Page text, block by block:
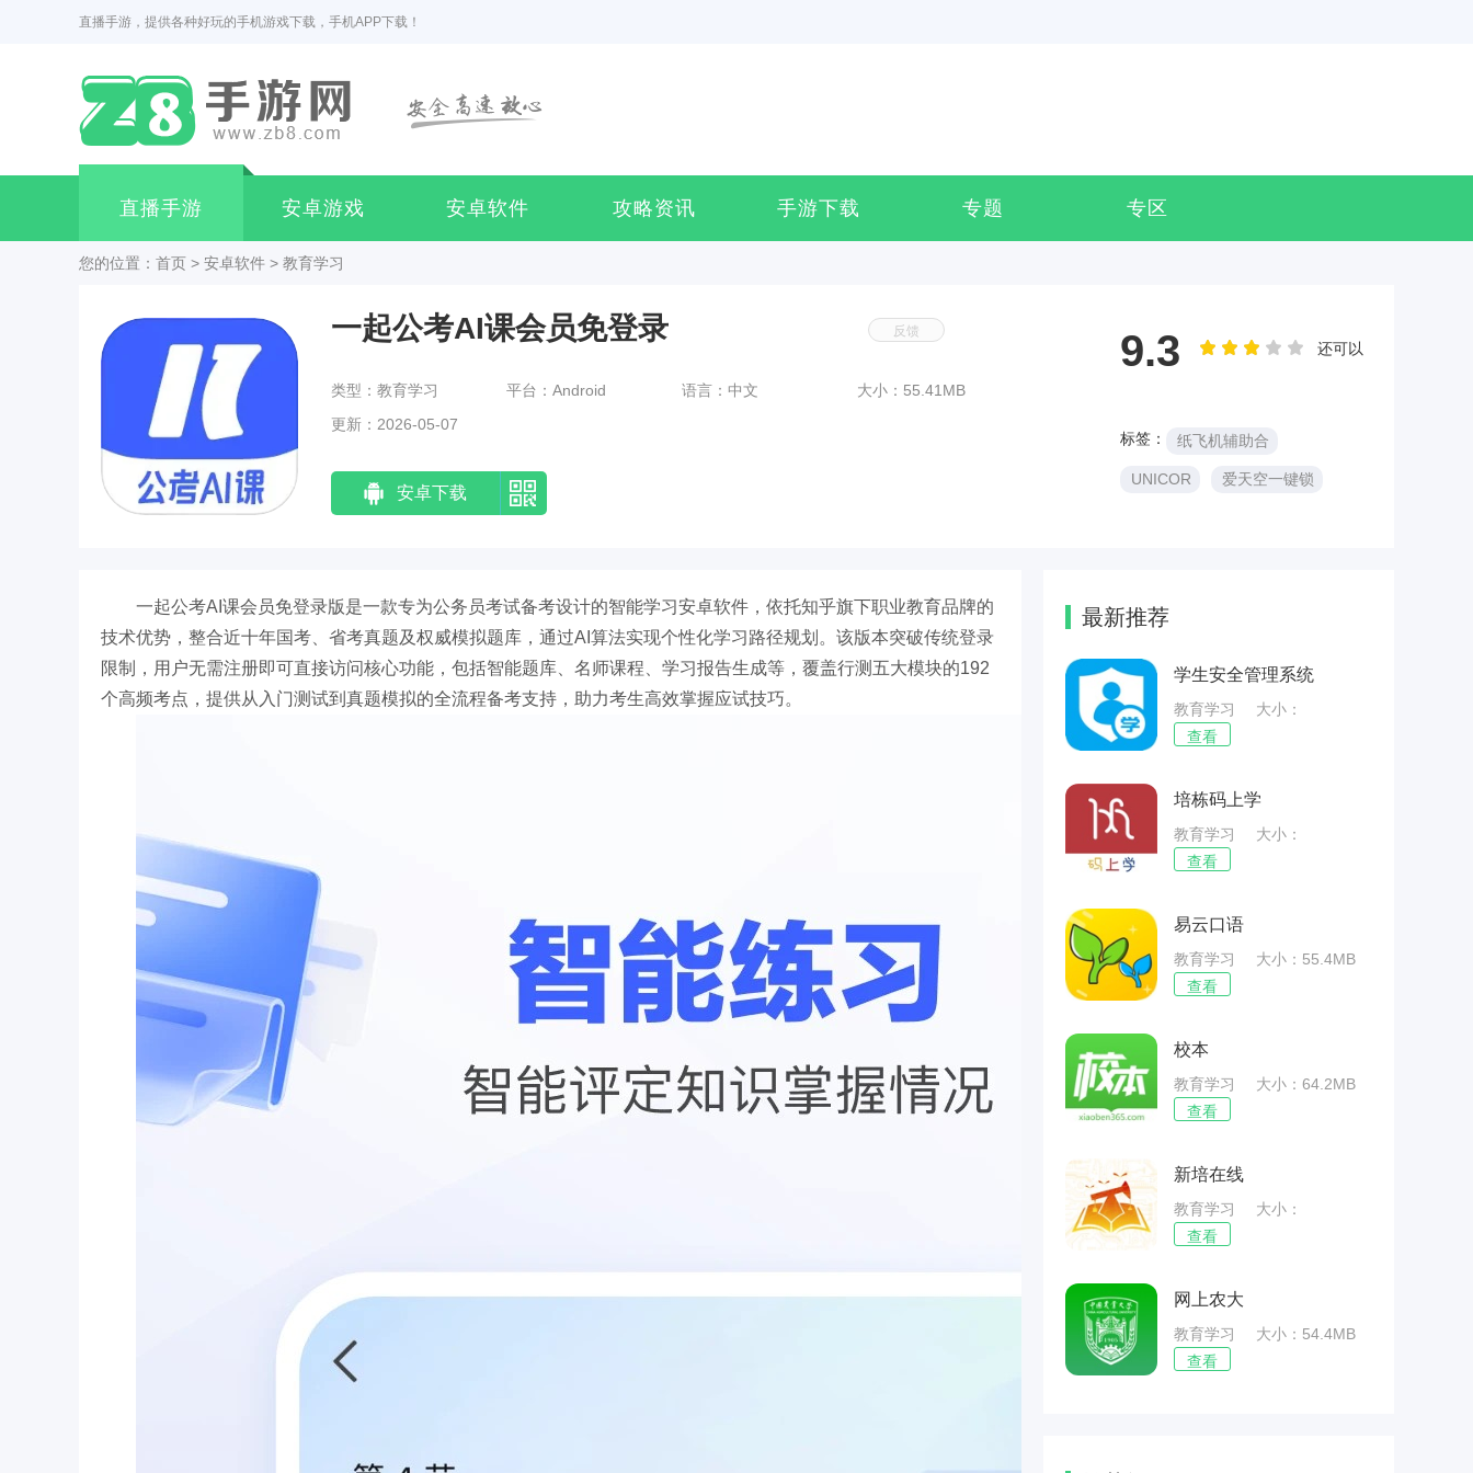
直播手游，提供各种好玩的手机游戏下载，手机APP下载！
直播手游 安卓游戏 安卓软件 攻略资讯 手游下载 专题 专区
您的位置： 首页 > 安卓软件 > 教育学习
类型：教育学习 平台：Android 语言：中文
大小：55.41MB
更新：2026-05-07
安卓下载
还可以
9.3
标签： 纸飞机辅助合
UNICOR 爱天空一键锁
一起公考AI课会员免登录
一起公考AI课会员免登录版是一款专为公务员考试备考设计的智能学习安卓软件，依托知乎旗下职业教育品牌的
技术优势，整合近十年国考、省考真题及权威模拟题库，通过AI算法实现个性化学习路径规划。该版本突破传统登录
限制，用户无需注册即可直接访问核心功能，包括智能题库、名师课程、学习报告生成等，覆盖行测五大模块的192
个高频考点，提供从入门测试到真题模拟的全流程备考支持，助力考生高效掌握应试技巧。
最新推荐
学生安全管理系统
教育学习
大小：
66.64MB
查看
培栋码上学
教育学习
大小：
59.39MB
查看
易云口语
教育学习
大小：55.4MB
查看
校本
教育学习
大小：64.2MB
查看
新培在线
教育学习
大小：
64.53MB
查看
网上农大
教育学习
大小：54.4MB
查看
反馈